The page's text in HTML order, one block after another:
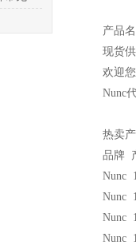
产品名
现货
欢迎
Nunc
热卖产
品牌
Nunc
Nunc
Nunc
Nunc